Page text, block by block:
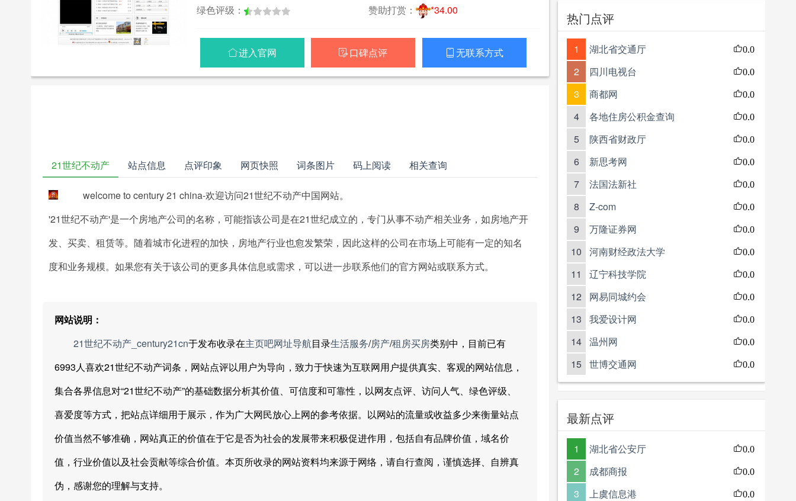
绿色评级： 赞助打赏： *34.00
进入官网  口碑点评  无联系方式
21世纪不动产 站点信息 点评印象 网页快照 词条图片 码上阅读 相关查询
welcome to century 21 china-欢迎访问21世纪不动产中国网站。
'21世纪不动产'是一个房地产公司的名称，可能指该公司是在21世纪成立的，专门从事不动产相关业务，如房地产开
发、买卖、租赁等。随着城市化进程的加快，房地产行业也愈发繁荣，因此这样的公司在市场上可能有一定的知名
度和业务规模。如果您有关于该公司的更多具体信息或需求，可以进一步联系他们的官方网站或联系方式。
网站说明：
21世纪不动产_century21cn于发布收录在主页吧网址导航目录生活服务/房产/租房买房类别中，目前已有
6993人喜欢21世纪不动产词条，网站点评以用户为导向，致力于快速为互联网用户提供真实、客观的网站信息，
集合各界信息对“21世纪不动产”的基础数据分析其价值、可信度和可靠性，以网友点评、访问人气、绿色评级、
喜爱度等方式，把站点详细用于展示，作为广大网民放心上网的参考依据。以网站的流量或收益多少来衡量站点
价值当然不够准确，网站真正的价值在于它是否为社会的发展带来积极促进作用，包括自有品牌价值，域名价
值，行业价值以及社会贡献等综合价值。本页所收录的网站资料均来源于网络，请自行查阅，谨慎选择、自辨真
伪，感谢您的理解与支持。
热门点评
1 湖北省交通厅 0.0
2 四川电视台 0.0
3 商都网 0.0
4 各地住房公积金查询 0.0
5 陕西省财政厅 0.0
6 新思考网 0.0
7 法国法新社 0.0
8 Z-com 0.0
9 万隆证券网 0.0
10 河南财经政法大学 0.0
11 辽宁科技学院 0.0
12 网易同城约会 0.0
13 我爱设计网 0.0
14 温州网 0.0
15 世博交通网 0.0
最新点评
1 湖北省公安厅 0.0
2 成都商报 0.0
3 上虞信息港 0.0